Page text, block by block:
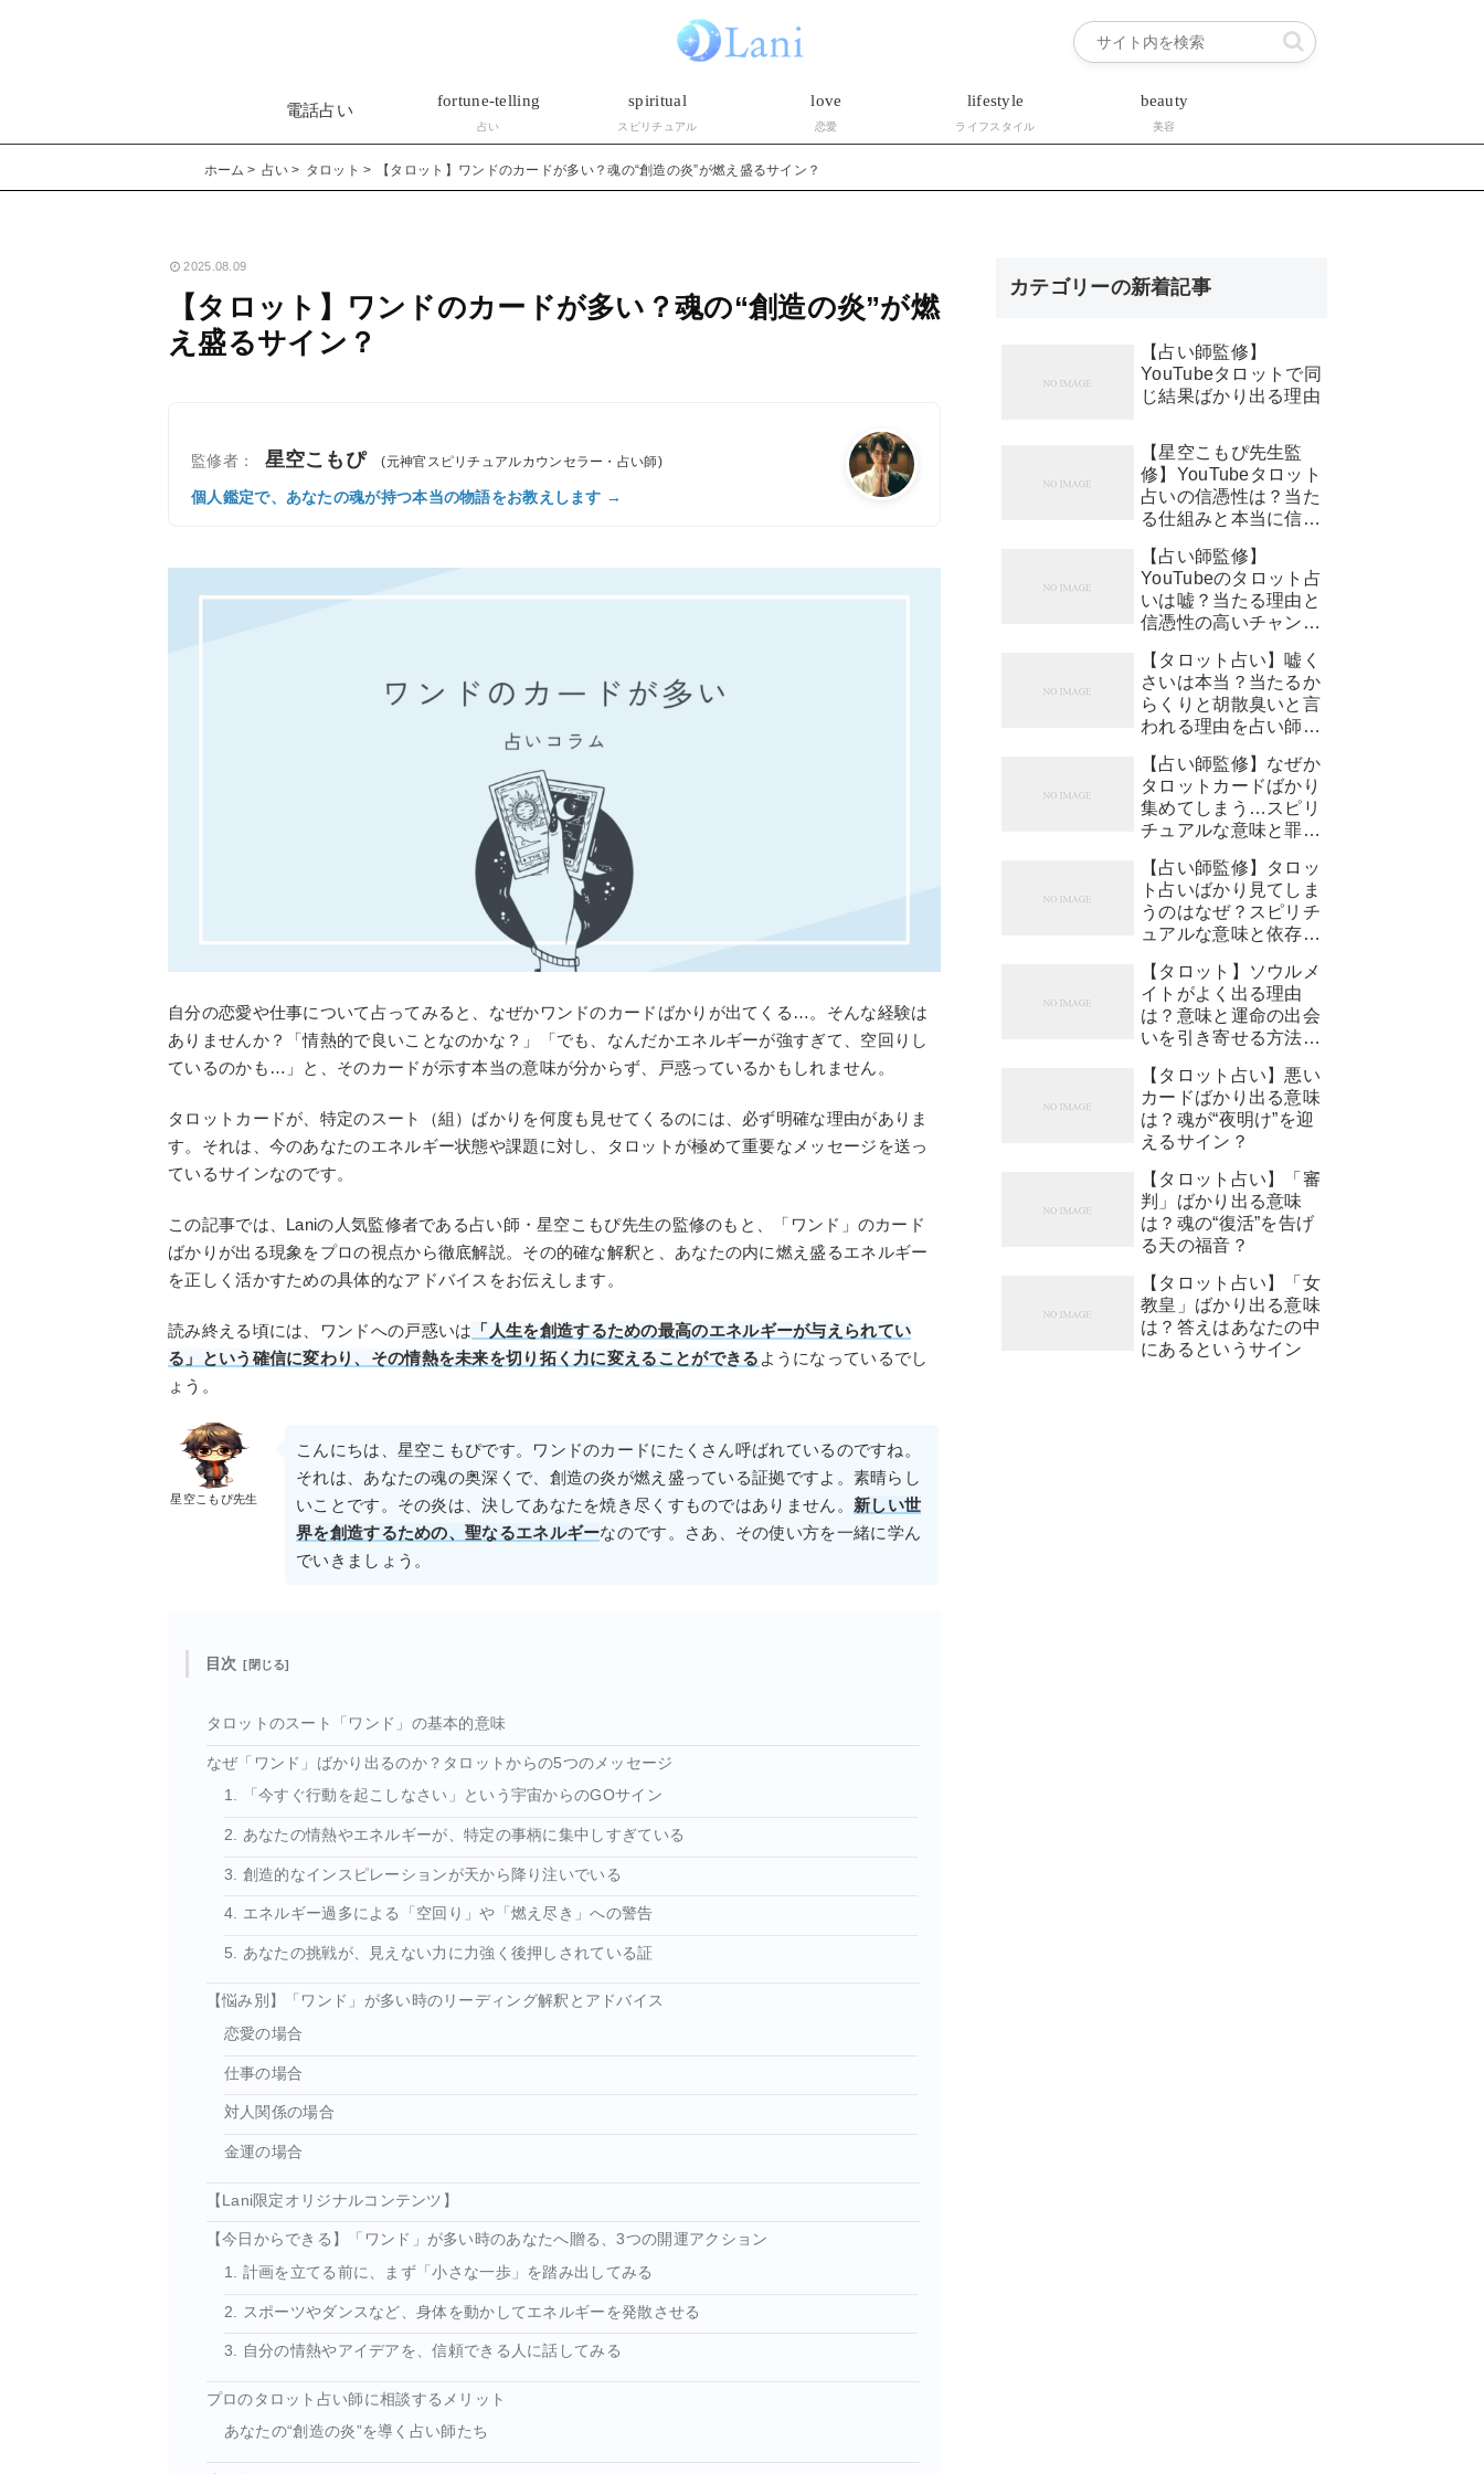
電話占い
fortune-telling
占い
spiritual
スピリチュアル
love
恋愛
lifestyle
ライフスタイル
beauty
美容
ホーム 占い タロット 【タロット】ワンドのカードが多い？魂の“創造の炎”が燃え盛るサイン？
2025.08.09
【タロット】ワンドのカードが多い？魂の“創造の炎”が燃
え盛るサイン？
監修者： 星空こもぴ (元神官スピリチュアルカウンセラー・占い師)
個人鑑定で、あなたの魂が持つ本当の物語をお教えします →
自分の恋愛や仕事について占ってみると、なぜかワンドのカードばかりが出てくる…。そんな経験は
ありませんか？「情熱的で良いことなのかな？」「でも、なんだかエネルギーが強すぎて、空回りし
ているのかも…」と、そのカードが示す本当の意味が分からず、戸惑っているかもしれません。
タロットカードが、特定のスート（組）ばかりを何度も見せてくるのには、必ず明確な理由がありま
す。それは、今のあなたのエネルギー状態や課題に対し、タロットが極めて重要なメッセージを送っ
ているサインなのです。
この記事では、Laniの人気監修者である占い師・星空こもぴ先生の監修のもと、「ワンド」のカード
ばかりが出る現象をプロの視点から徹底解説。その的確な解釈と、あなたの内に燃え盛るエネルギー
を正しく活かすための具体的なアドバイスをお伝えします。
読み終える頃には、ワンドへの戸惑いは 「人生を創造するための最高のエネルギーが与えられてい
る」という確信に変わり、その情熱を未来を切り拓く力に変えることができる ようになっているでし
ょう。
星空こもぴ先生
こんにちは、星空こもぴです。ワンドのカードにたくさん呼ばれているのですね。
それは、あなたの魂の奥深くで、創造の炎が燃え盛っている証拠ですよ。素晴らし
いことです。その炎は、決してあなたを焼き尽くすものではありません。 新しい世
界を創造するための、聖なるエネルギーなのです。さあ、その使い方を一緒に学ん
でいきましょう。
目次
タロットのスート「ワンド」の基本的意味
なぜ「ワンド」ばかり出るのか？タロットからの5つのメッセージ
1. 「今すぐ行動を起こしなさい」という宇宙からのGOサイン
2. あなたの情熱やエネルギーが、特定の事柄に集中しすぎている
3. 創造的なインスピレーションが天から降り注いでいる
4. エネルギー過多による「空回り」や「燃え尽き」への警告
5. あなたの挑戦が、見えない力に力強く後押しされている証
【悩み別】「ワンド」が多い時のリーディング解釈とアドバイス
恋愛の場合
仕事の場合
対人関係の場合
金運の場合
【Lani限定オリジナルコンテンツ】
【今日からできる】「ワンド」が多い時のあなたへ贈る、3つの開運アクション
1. 計画を立てる前に、まず「小さな一歩」を踏み出してみる
2. スポーツやダンスなど、身体を動かしてエネルギーを発散させる
3. 自分の情熱やアイデアを、信頼できる人に話してみる
プロのタロット占い師に相談するメリット
あなたの“創造の炎”を導く占い師たち
カテゴリーの新着記事
【占い師監修】
YouTubeタロットで同
じ結果ばかり出る理由
【星空こもぴ先生監
修】YouTubeタロット
占いの信憑性は？当た
る仕組みと本当に信頼
び方
【占い師監修】
YouTubeのタロット占
いは嘘？当たる理由と
信憑性の高いチャンネ
【タロット占い】嘘く
さいは本当？当たるか
らくりと胡散臭いと言
われる理由を占い師が
修】
【占い師監修】なぜか
タロットカードばかり
集めてしまう…スピリ
チュアルな意味と罪悪
【占い師監修】タロッ
ト占いばかり見てしま
うのはなぜ？スピリチ
ュアルな意味と依存し
【タロット】ソウルメ
イトがよく出る理由
は？意味と運命の出会
いを引き寄せる方法
【タロット占い】悪い
カードばかり出る意味
は？魂が“夜明け”を迎
えるサイン？
【タロット占い】「審
判」ばかり出る意味
は？魂の“復活”を告げ
る天の福音？
【タロット占い】「女
教皇」ばかり出る意味
は？答えはあなたの中
にあるというサイン